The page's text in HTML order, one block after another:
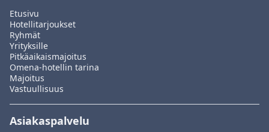
Etusivu
Hotellitarjoukset
Ryhmät
Yrityksille
Pitkäaikaismajoitus
Omena-hotellin tarina
Majoitus
Vastuullisuus
Asiakaspalvelu